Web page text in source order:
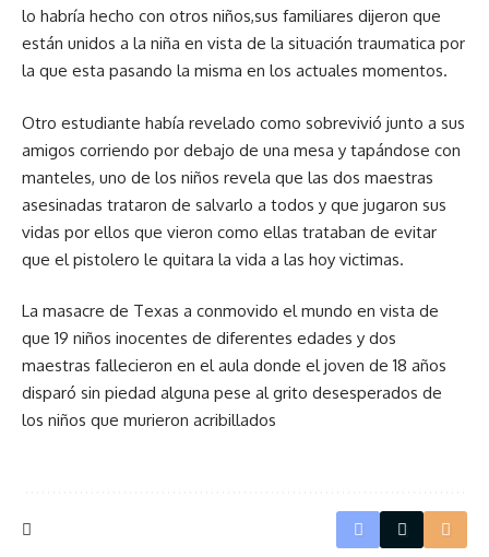
lo habría hecho con otros niños,sus familiares dijeron que
están unidos a la niña en vista de la situación traumatica por
la que esta pasando la misma en los actuales momentos.
Otro estudiante había revelado como sobrevivió junto a sus
amigos corriendo por debajo de una mesa y tapándose con
manteles, uno de los niños revela que las dos maestras
asesinadas trataron de salvarlo a todos y que jugaron sus
vidas por ellos que vieron como ellas trataban de evitar
que el pistolero le quitara la vida a las hoy victimas.
La masacre de Texas a conmovido el mundo en vista de
que 19 niños inocentes de diferentes edades y dos
maestras fallecieron en el aula donde el joven de 18 años
disparó sin piedad alguna pese al grito desesperados de
los niños que murieron acribillados